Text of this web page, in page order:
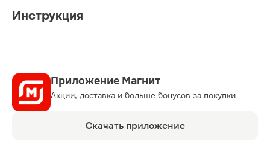
Инструкция
Приложение Магнит
Акции, доставка и больше бонусов за покупки
Скачать приложение